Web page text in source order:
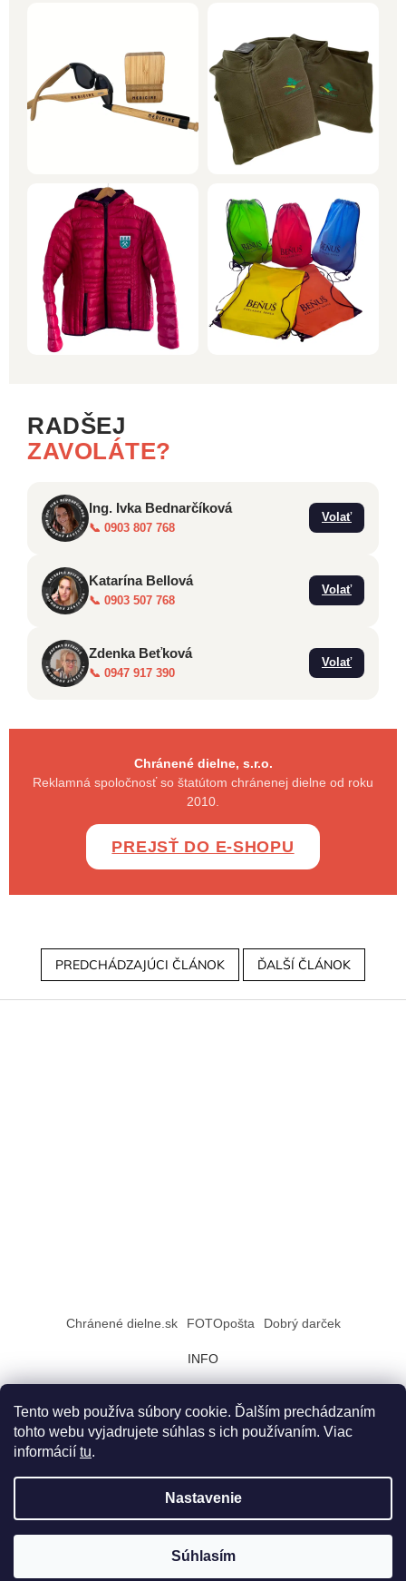
Tento web používa súbory cookie. Ďalším prechádzaním
tohto webu vyjadrujete súhlas s ich používaním. Viac
informácií tu.
Nastavenie
Súhlasím
RADŠEJ
ZAVOLÁTE?
Ing. Ivka Bednarčíková
📞 0903 807 768
Volať
Katarína Bellová
📞 0903 507 768
Volať
Zdenka Beťková
📞 0947 917 390
Volať
Chránené dielne, s.r.o.
Reklamná spoločnosť so štatútom chránenej dielne od roku
2010.
PREJSŤ DO E-SHOPU
PREDCHÁDZAJÚCI ČLÁNOK ĎALŠÍ ČLÁNOK
Z
Chránené dielne.sk FOTOpošta Dobrý darček
INFO
Vytvoril Shoptet
Chránené dielne. Všetky práva vyhradené.